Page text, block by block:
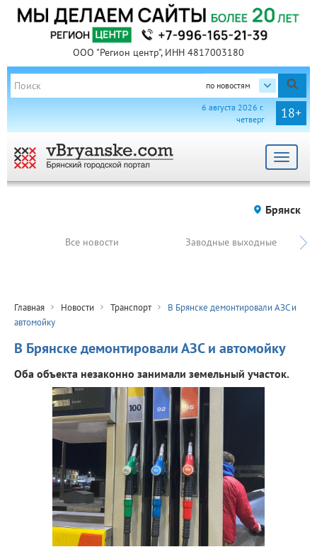
ООО "Регион центр", ИНН 4817003180
по новостям
18+
6 августа 2026 г.
четверг
Toggle
Брянск
Все новости Заводные выходные
Главная Новости Транспорт
В Брянске демонтировали АЗС и
автомойку
В Брянске демонтировали АЗС и автомойку
Оба объекта незаконно занимали земельный участок.